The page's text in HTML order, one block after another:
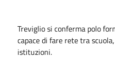
Treviglio si conferma polo
capace di fare rete tra
istituzioni.